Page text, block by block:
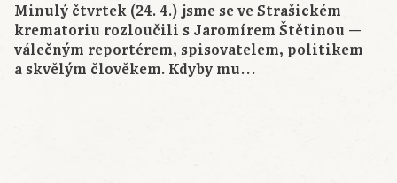
Minulý čtvrtek (24. 4.) jsme se ve Strašickém
krematoriu rozloučili s Jaromírem Štětinou —
válečným reportérem, spisovatelem, politikem
a skvělým člověkem. Kdyby mu…